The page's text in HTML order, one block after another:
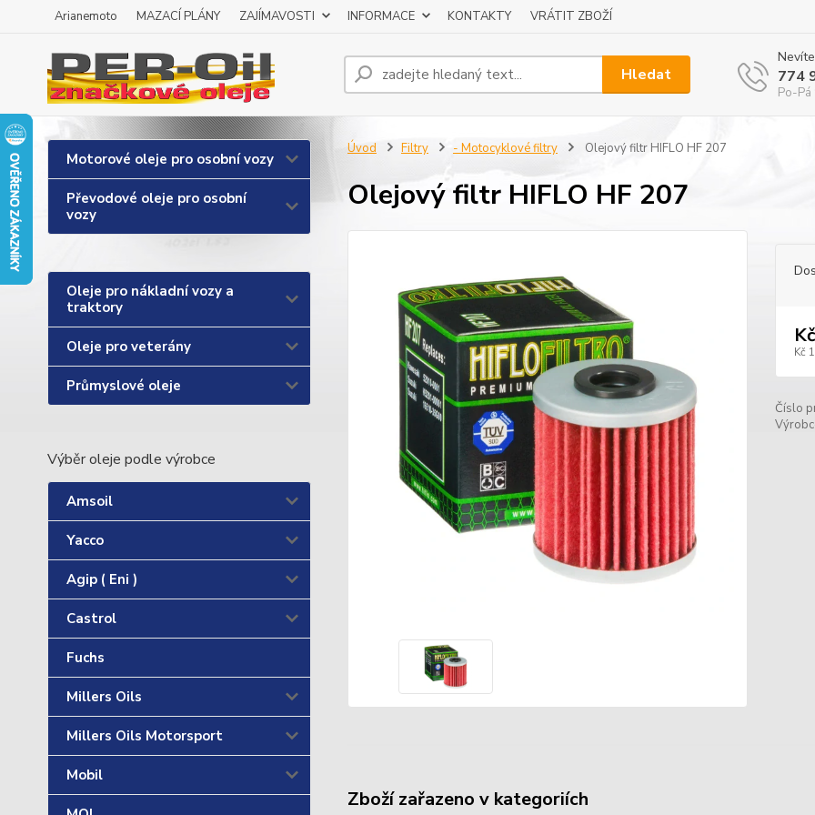
Arianemoto MAZACÍ PLÁNY ZAJÍMAVOSTI INFORMACE KONTAKTY VRÁTIT ZBOŽÍ
Hledat 774
Po-
Motorové oleje pro osobní vozy
Převodové oleje pro osobní
vozy
Oleje pro nákladní vozy a
traktory
Oleje pro veterány
Průmyslové oleje
Výběr oleje podle výrobce
Amsoil
Yacco
Agip ( Eni )
Castrol
Fuchs
Millers Oils
Millers Oils Motorsport
Mobil
Úvod Filtry - Motocyklové filtry Olejový filtr HIFLO HF 207
Olejový filtr HIFLO HF 207
Kč
Číslo
Zboží zařazeno v kategoriích